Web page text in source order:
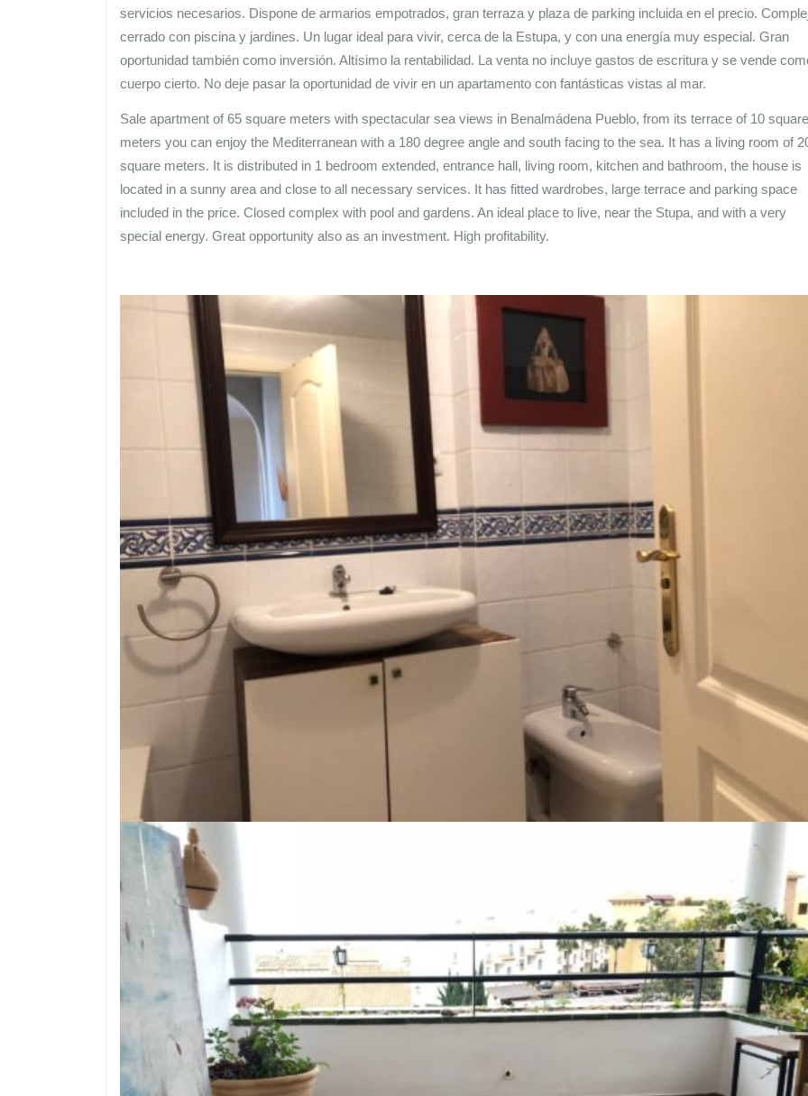
servicios necesarios. Dispone de armarios empotrados, gran terraza y plaza de parking incluida en el precio.
cerrado con piscina y jardines. Un lugar ideal para vivir, cerca de la Estupa, y con una energía muy especial. Gran
oportunidad también como inversión. Altísimo la rentabilidad. La venta no incluye gastos de escritura y se vende
cuerpo cierto. No deje pasar la oportunidad de vivir en un apartamento con fantásticas vistas al mar.
Sale apartment of 65 square meters with spectacular sea views in Benalmádena Pueblo, from its terrace of 10 square
meters you can enjoy the Mediterranean with a 180 degree angle and south facing to the sea. It has a living room of
square meters. It is distributed in 1 bedroom extended, entrance hall, living room, kitchen and bathroom, the house is
located in a sunny area and close to all necessary services. It has fitted wardrobes, large terrace and parking space
included in the price. Closed complex with pool and gardens. An ideal place to live, near the Stupa, and with a very
special energy. Great opportunity also as an investment. High profitability.